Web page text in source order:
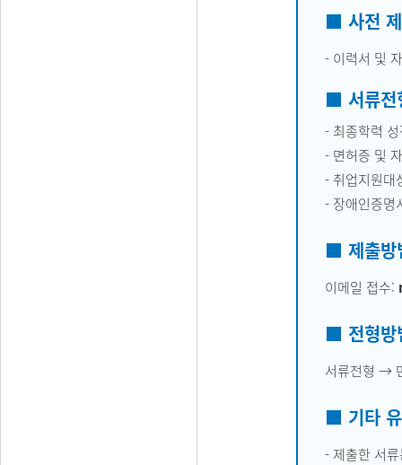
■ 사전
- 이력서 및
■ 서류전
- 최종학력
- 면허증 및
- 취업지원대
- 장애인증명
■ 제출방
이메일 접수:
■ 전형방
서류전형 →
■ 기타
- 제출한 서